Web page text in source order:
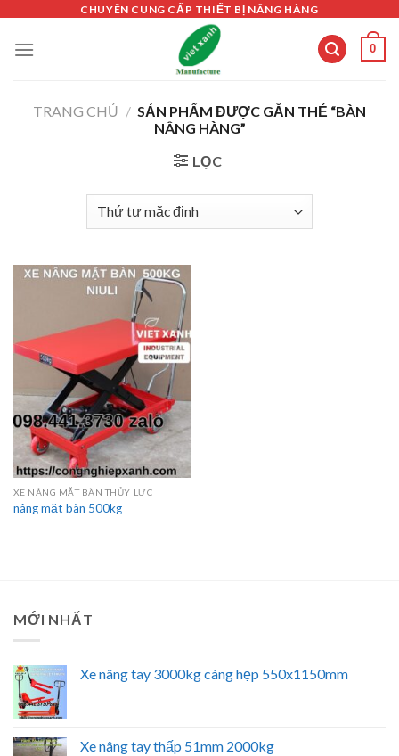
content
CHUYÊN CUNG CẤP THIẾT BỊ NÂNG HÀNG
0
TRANG CHỦ / SẢN PHẨM ĐƯỢC GẮN THẺ “BÀN
NÂNG HÀNG”
LỌC
XE NÂNG MẶT BÀN THỦY LỰC
nâng mặt bàn 500kg
MỚI NHẤT
Xe nâng tay 3000kg càng hẹp 550x1150mm
Xe nâng tay thấp 51mm 2000kg